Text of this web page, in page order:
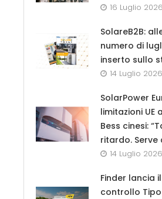
16 Luglio 2026
SolareB2B:
numero di
inserto sullo
14 Luglio 2026
SolarPower
limitazioni UE
Bess cinesi:
ritardo. Serve
14 Luglio 2026
Finder lancia
controllo Tipo